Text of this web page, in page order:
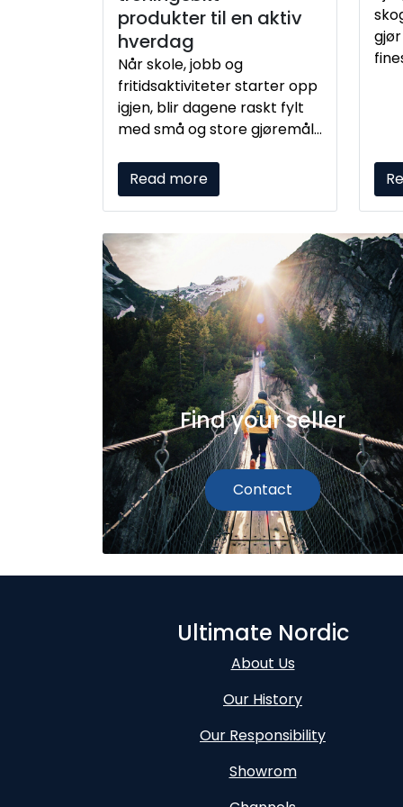
produkter til en aktiv
hverdag
Når skole, jobb og
fritidsaktiviteter starter opp
igjen, blir dagene raskt fylt
med små og store gjøremål.
synlighet kan gjøre det
enklere å holde tempoet
oppe – fra morgenens
første avgang til dagens
Read more
og
Find your seller
Contact
Ultimate Nordic
About Us
Our History
Our Responsibility
Showrom